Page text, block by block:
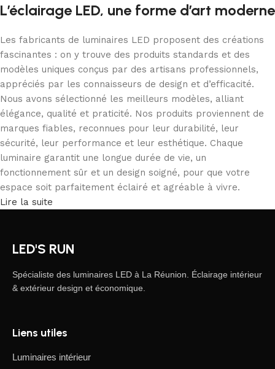
L’éclairage LED, une forme d’art moderne
Les fabricants de luminaires LED proposent des créations
fascinantes : on y trouve des produits standards et des
modèles uniques conçus par des artisans professionnels,
appréciés par les connaisseurs de design et d’efficacité.
Nous avons sélectionné les meilleurs modèles, alliant
élégance, qualité et praticité. Nos produits proviennent de
marques fiables, reconnues pour leur durabilité, leur
sécurité, leur performance et leur esthétique. Chaque
luminaire garantit une longue durée de vie, un
fonctionnement sûr et un design soigné, pour que votre
espace soit parfaitement éclairé et agréable à vivre.
Lire la suite
LED'S RUN
Spécialiste des luminaires LED à La Réunion. Éclairage intérieur
& extérieur design et économique.
Liens utiles
Luminaires intérieur